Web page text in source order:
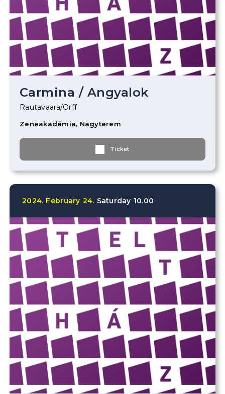
Carmina /Angyalok
Rautavaara/Orff
Zeneakadémia, Nagyterem
Ticket
2024. February 24. Saturday 10.00